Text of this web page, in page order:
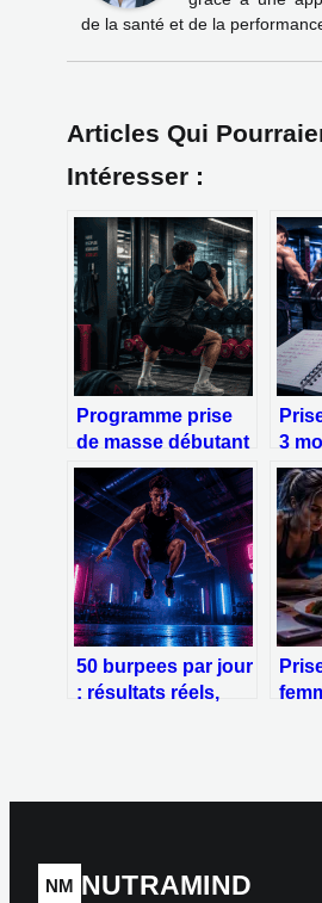
de la santé et de la
Articles Qui
Intéresser :
Programme prise
de masse débutant
: 3 séances par
semaine pour
construire du
muscle
durablement
3
50 burpees par jour
: résultats réels,
30 jours
NM NUTRAMIND